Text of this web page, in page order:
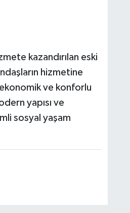
kazandırılan eski
hizmetine
ve konforlu
yapısı ve
sosyal yaşam